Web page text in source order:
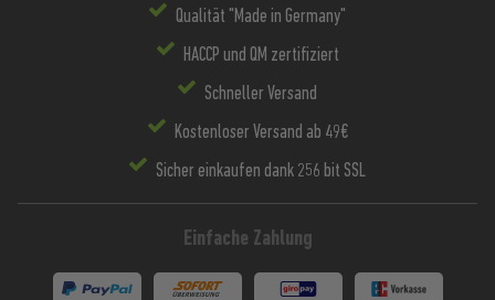
Qualität "Made in Germany"
HACCP und QM zertifiziert
Schneller Versand
Kostenloser Versand ab 49€
Sicher einkaufen dank 256 bit SSL
Einfache Zahlung